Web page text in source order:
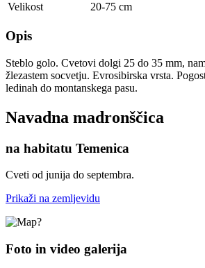
Velikost
20-75 cm
Opis
Steblo golo. Cvetovi dolgi 25 do 35 mm,
žlezastem socvetju. Evrosibirska vrsta.
ledinah do montanskega pasu.
Navadna madronščica
na habitatu Temenica
Cveti od junija do septembra.
Prikaži na zemljevidu
Foto in video galerija